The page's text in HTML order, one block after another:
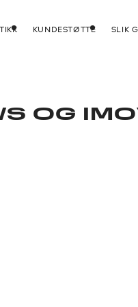
KUNDESTØTTE SLIK
OG